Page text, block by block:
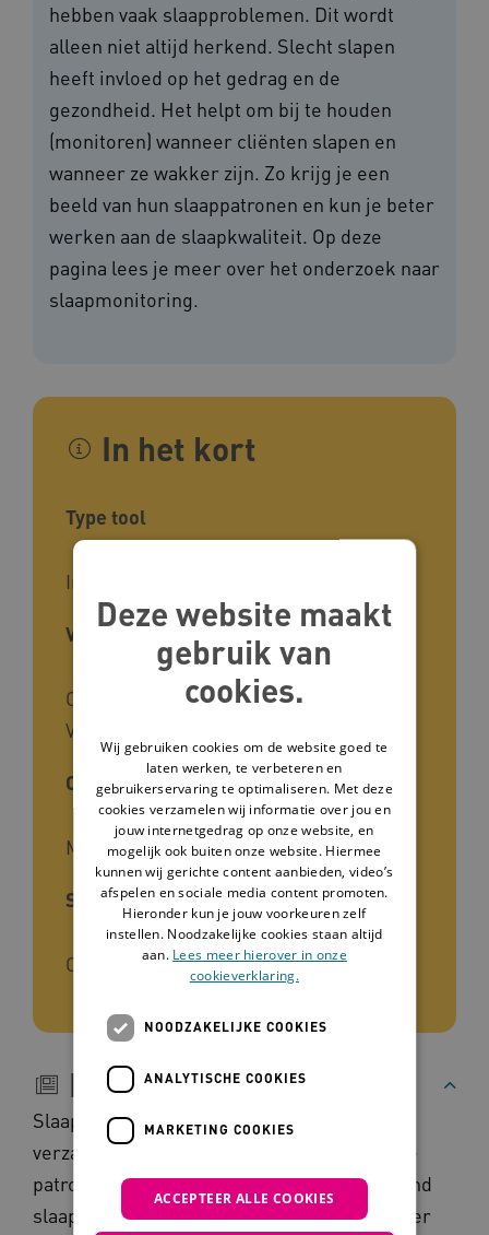
hebben vaak slaapproblemen. Dit wordt
alleen niet altijd herkend. Slecht slapen
heeft invloed op het gedrag en de
gezondheid. Het helpt om bij te houden
(monitoren) wanneer cliënten slapen en
wanneer ze wakker zijn. Zo krijg je een
beeld van hun slaappatronen en kun je beter
werken aan de slaapkwaliteit. Op deze
pagina lees je meer over het onderzoek naar
slaapmonitoring.
In het kort
Type tool
Infographic, Onderzoek
Voor wie
Ondersteuners, Zorgverleners,
Verzorgenden, Begeleiders
Cliëntgroep
Mensen met een beperking
Soort kennis
Onderzoek
Beschrijving
Slaapmonitoring houdt in dat je gegevens
verzamelt over slaap-waakpatronen. In deze
patronen zie je onder andere hoe lang iemand
slaapt en hoe vaak iemand in de nacht wakker
Deze website maakt
gebruik van
cookies.
Wij gebruiken cookies om de website goed te
laten werken, te verbeteren en
gebruikerservaring te optimaliseren. Met deze
cookies verzamelen wij informatie over jou en
jouw internetgedrag op onze website, en
mogelijk ook buiten onze website. Hiermee
kunnen wij gerichte content aanbieden, video’s
afspelen en sociale media content promoten.
Hieronder kun je jouw voorkeuren zelf
instellen. Noodzakelijke cookies staan altijd
aan. Lees meer hierover in onze
cookieverklaring.
NOODZAKELIJKE COOKIES
ANALYTISCHE COOKIES
MARKETING COOKIES
ACCEPTEER ALLE COOKIES